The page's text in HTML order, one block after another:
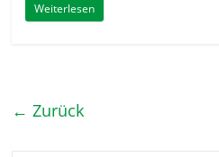
Weiterlesen
← Zurück